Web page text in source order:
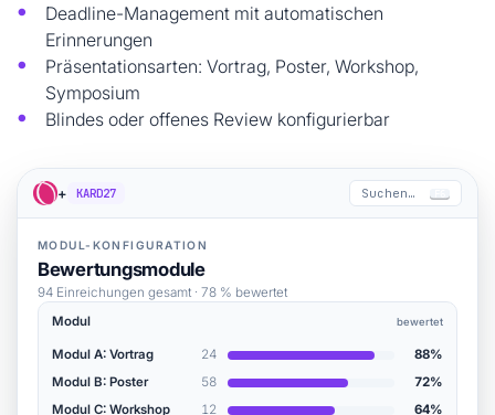
Deadline-Management mit automatischen
Erinnerungen
Präsentationsarten: Vortrag, Poster, Workshop,
Symposium
Blindes oder offenes Review konfigurierbar
+ KARD27 Suchen…
MODUL-KONFIGURATION
Bewertungsmodule
94 Einreichungen gesamt · 78 % bewertet
Modul
bewertet
Modul A: Vortrag 24
88%
Modul B: Poster
58
72%
Modul C: Workshop
12 64%